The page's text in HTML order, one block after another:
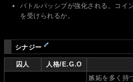
バトルパッシブが強化される。コイ
を受けられるか。
シナジー
囚人 人格/E.G.O
嫉妬を多く持